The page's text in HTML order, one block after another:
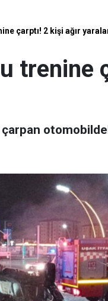
çarptı! 2 kişi ağır
trenine